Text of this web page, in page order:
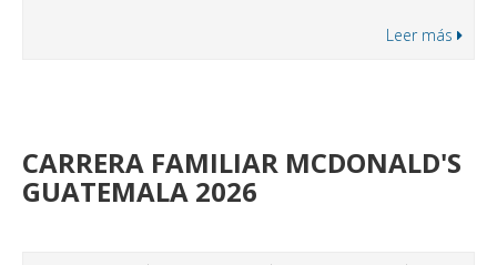
Leer más
CARRERA FAMILIAR MCDONALD'S
GUATEMALA 2026